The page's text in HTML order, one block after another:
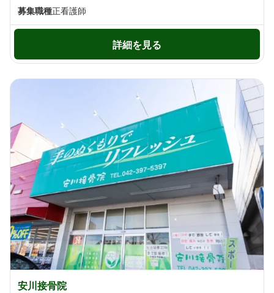
募集職種正看護師
詳細を見る
安川接骨院